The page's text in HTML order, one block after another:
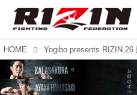
HOME